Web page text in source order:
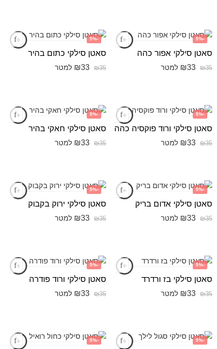
-5%
סאטן סילקי אפור כהה
₪35
₪33 למטר
-5%
סאטן סילקי כתום בהיר
₪35
₪33 למטר
-5%
סאטן סילקי ורוד פוקסיה כהה
₪35
₪33 למטר
-5%
סאטן סילקי חאקי בהיר
₪35
₪33 למטר
-5%
סאטן סילקי אדום בריק
₪35
₪33 למטר
-5%
סאטן סילקי ירוק בקבוק
₪35
₪33 למטר
-5%
סאטן סילקי בז ורדרד
₪35
₪33 למטר
-5%
סאטן סילקי ורוד פודרה
₪35
₪33 למטר
-5%
-5%